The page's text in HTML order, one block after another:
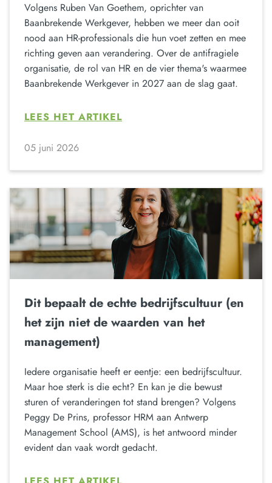
Volgens Ruben Van Goethem, oprichter van
Baanbrekende Werkgever, hebben we meer dan ooit
nood aan HR-professionals die hun voet zetten en mee
richting geven aan verandering. Over de antifragiele
organisatie, de rol van HR en de vier thema's waarmee
Baanbrekende Werkgever in 2027 aan de slag gaat.
LEES HET ARTIKEL
05 juni 2026
Dit bepaalt de echte bedrijfscultuur (en
het zijn niet de waarden van het
management)
Iedere organisatie heeft er eentje: een bedrijfscultuur.
Maar hoe sterk is die echt? En kan je die bewust
sturen of veranderingen tot stand brengen? Volgens
Peggy De Prins, professor HRM aan Antwerp
Management School (AMS), is het antwoord minder
evident dan vaak wordt gedacht.